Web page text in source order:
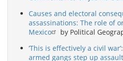
Causes and electoral
assassinations: The role of
Mexico
by Political
‘This is effectively a civil
armed gangs step up